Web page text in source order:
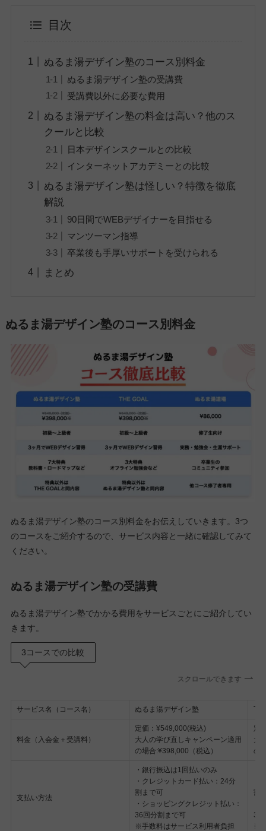
目次
ぬるま湯デザイン塾のコース別料金
ぬるま湯デザイン塾の受講費
受講費以外に必要な費用
ぬるま湯デザイン塾の料金は高い？他のス
クールと比較
日本デザインスクールとの比較
インターネットアカデミーとの比較
ぬるま湯デザイン塾は怪しい？特徴を徹底
解説
90日間でWEBデザイナーを目指せる
マンツーマン指導
卒業後も手厚いサポートを受けられる
まとめ
ぬるま湯デザイン塾のコース別料金
ぬるま湯デザイン塾のコース別料金をお伝えしていきます。3つ
のコースをご紹介するので、サービス内容と一緒に確認してみて
ください。
ぬるま湯デザイン塾の受講費
ぬるま湯デザイン塾でかかる費用をサービスごとにご紹介してい
きます。
3コースでの比較
スクロールできます
サービス名（コース名） ぬるま湯デザイン塾
料金（入会金＋受講料）
定価：¥549,000(税込)
大人の学び直しキャンペーン適用
の場合:¥398,000（税込）
定
大
の
支払い方法
・銀行振込は1回払いのみ
・クレジットカード払い：24分
割まで可
・ショッピングクレジット払い：
36回分割まで可
※手数料はサービス利用者負担
割
36
※